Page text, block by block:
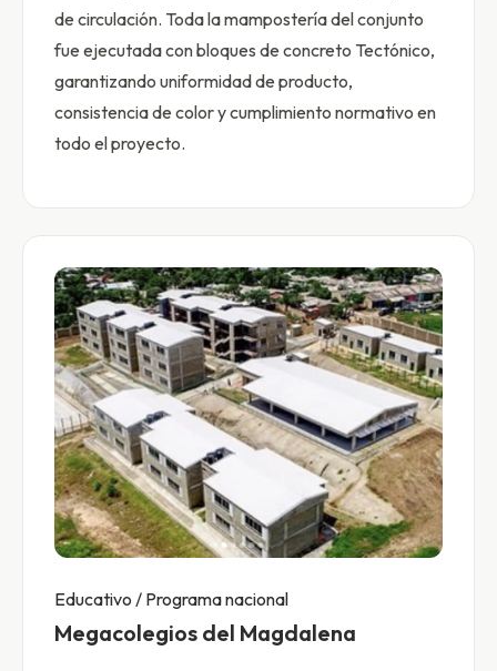
de circulación. Toda la mampostería del conjunto
fue ejecutada con bloques de concreto Tectónico,
garantizando uniformidad de producto,
consistencia de color y cumplimiento normativo en
todo el proyecto.
Educativo / Programa nacional
Megacolegios del Magdalena